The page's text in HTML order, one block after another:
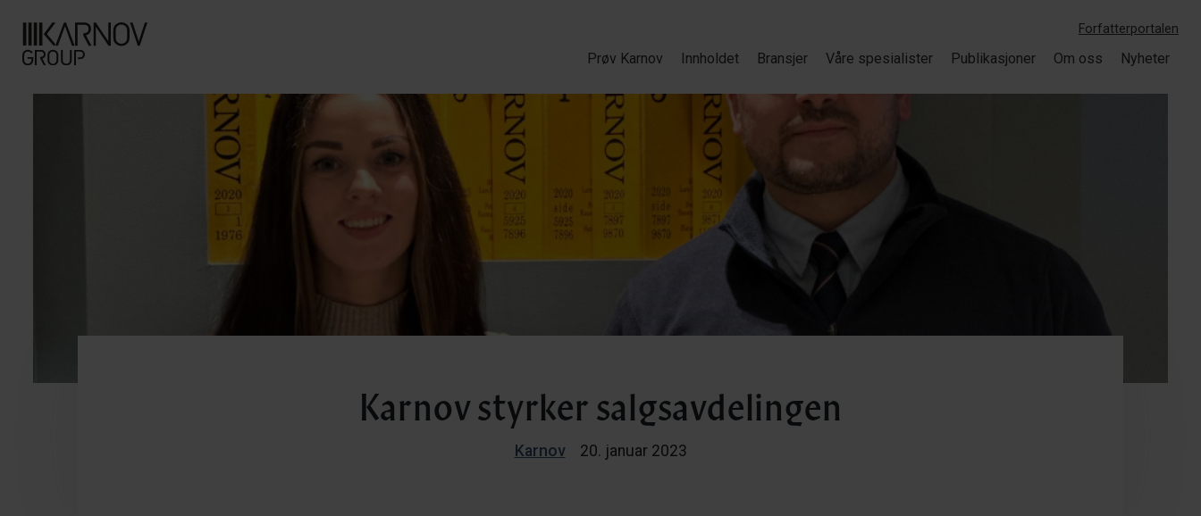
Forfatterportalen
Prøv Karnov Innholdet Bransjer Våre spesialister Publikasjoner Om oss Nyheter
Karnov styrker salgsavdelingen
Karnov 20. januar 2023